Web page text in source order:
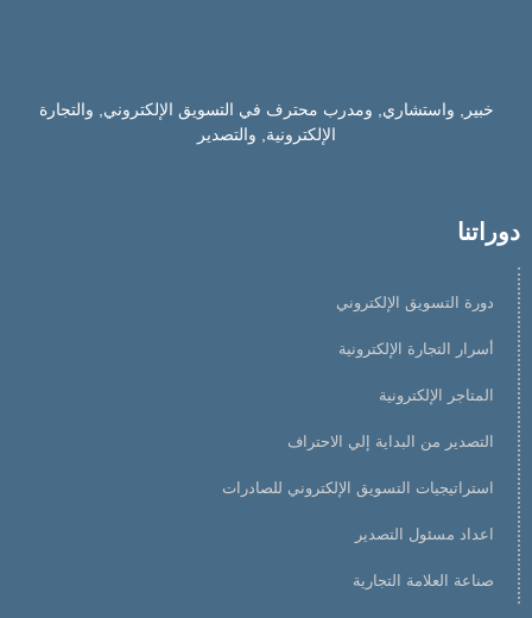
خبير, واستشاري, ومدرب محترف في التسويق الإلكتروني, والتجارة
الإلكترونية, والتصدير
دوراتنا
دورة التسويق الإلكتروني
أسرار التجارة الإلكترونية
المتاجر الإلكترونية
التصدير من البداية إلي الاحتراف
استراتيجيات التسويق الإلكتروني للصادرات
اعداد مسئول التصدير
صناعة العلامة التجارية